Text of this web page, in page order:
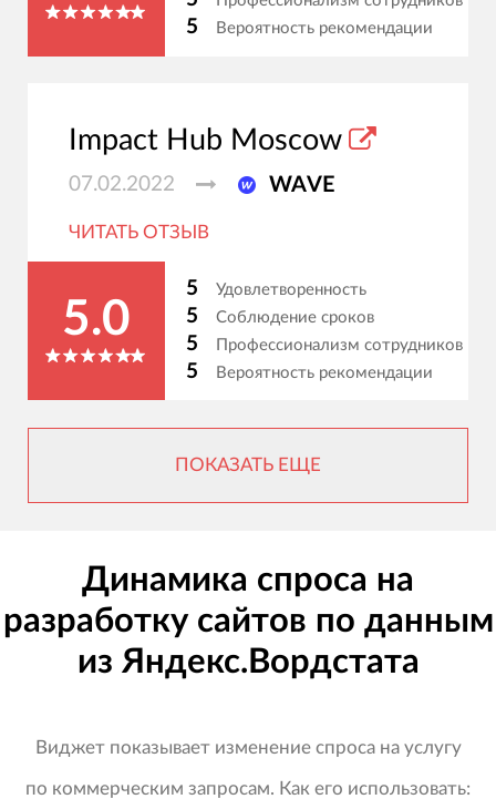
5 Вероятность рекомендации
Impact Hub Moscow
07.02.2022 WAVE
ЧИТАТЬ ОТЗЫВ
5.0
5 Удовлетворенность
5 Соблюдение сроков
5 Профессионализм сотрудников
5 Вероятность рекомендации
ПОКАЗАТЬ ЕЩЕ
Динамика спроса на
разработку сайтов по данным
из Яндекс.Вордстата
Виджет показывает изменение спроса на услугу
по коммерческим запросам. Как его использовать: